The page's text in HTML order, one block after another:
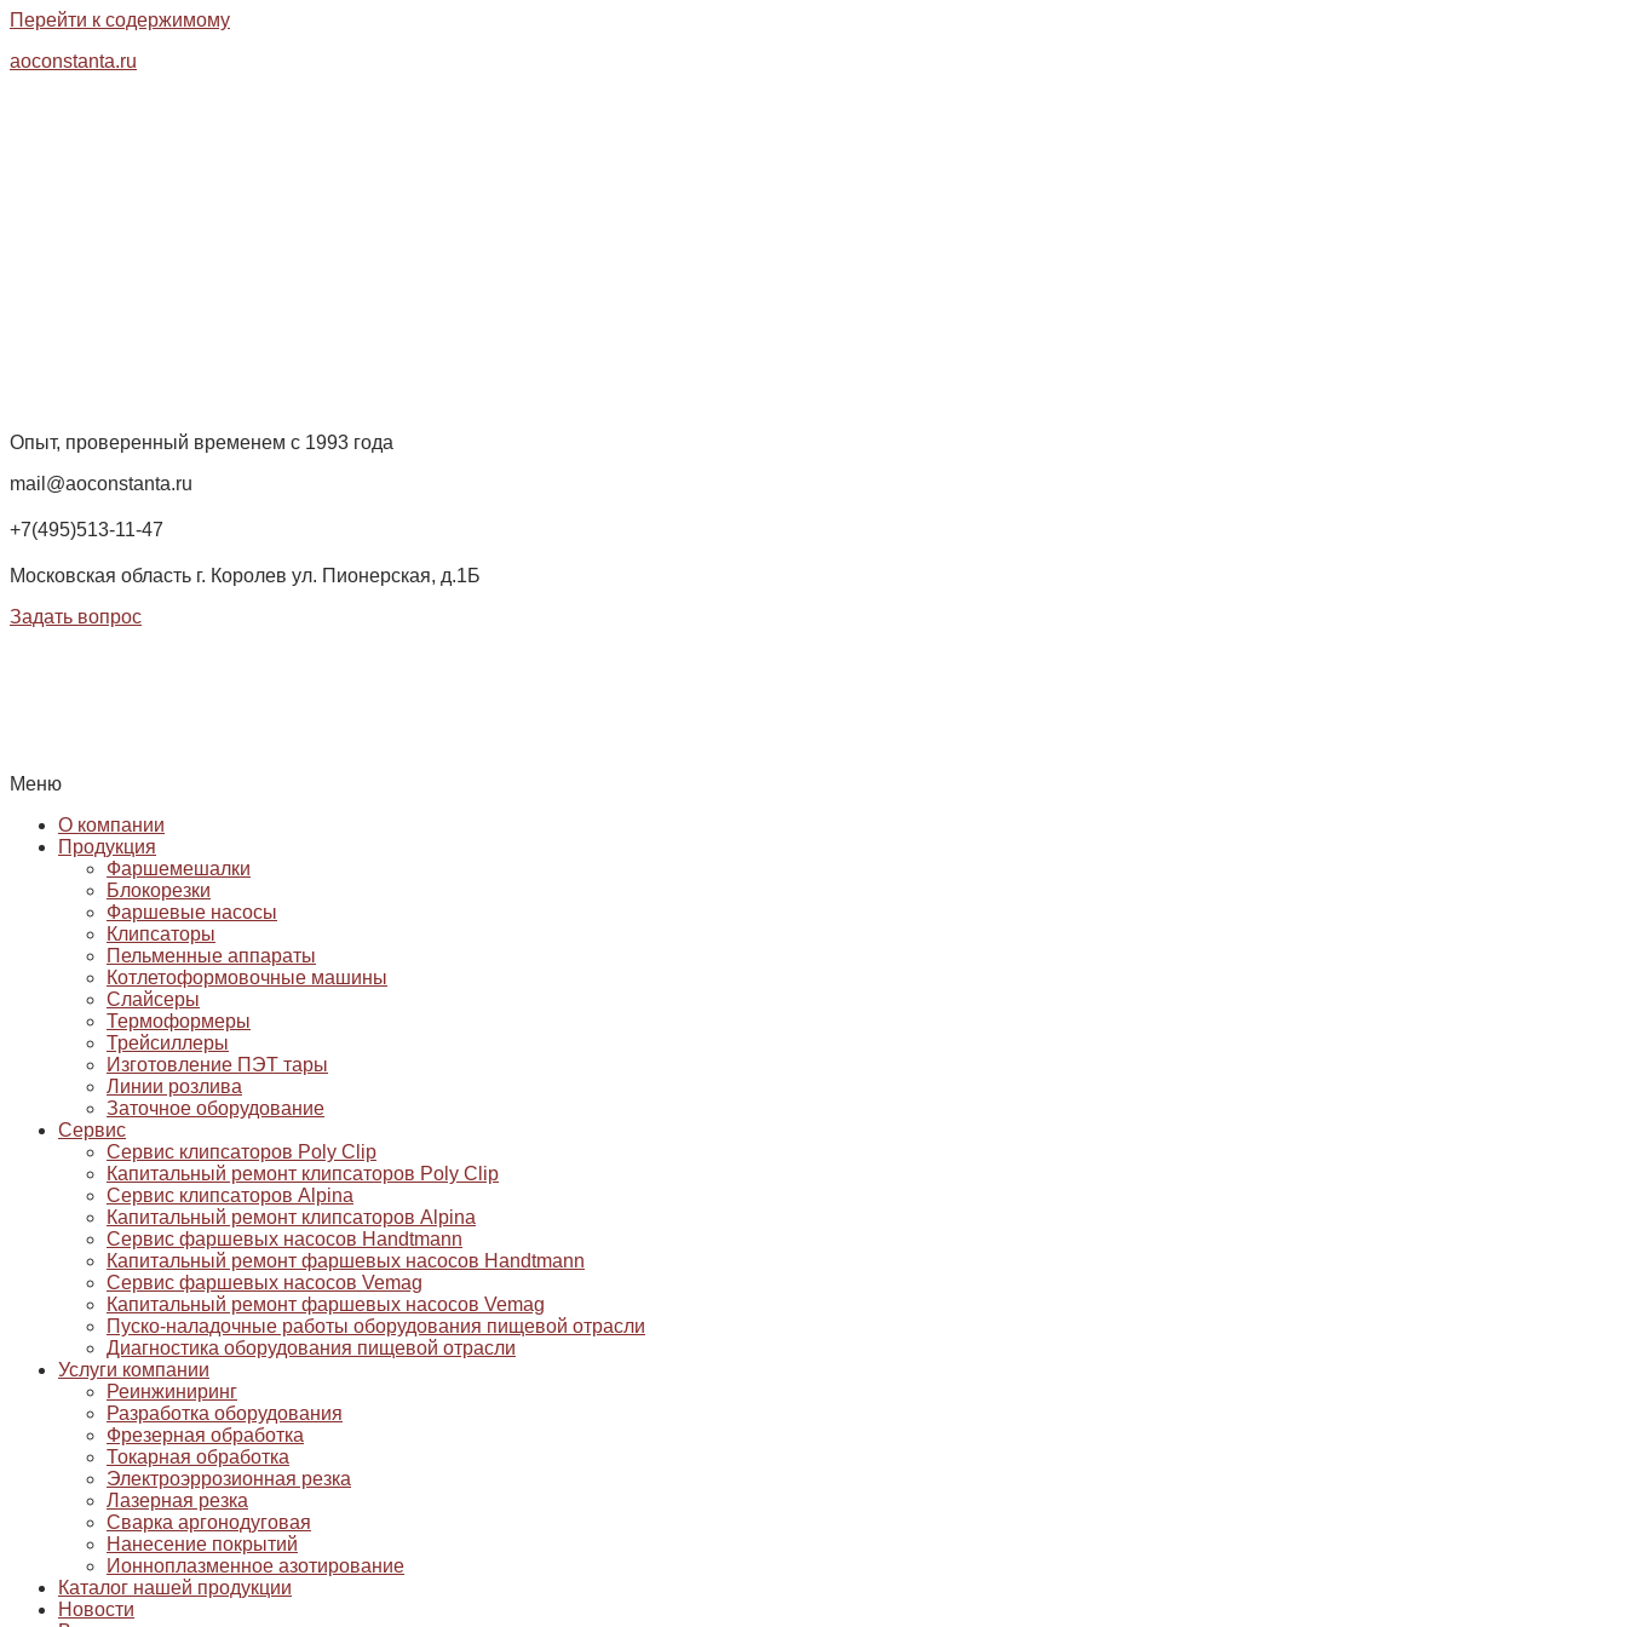
Перейти к содержимому
aoconstanta.ru
Опыт, проверенный временем с 1993 года
mail@aoconstanta.ru
+7(495)513-11-47
Московская область г. Королев ул. Пионерская, д.1Б
Задать вопрос
Меню
О компании
Продукция
Фаршемешалки
Блокорезки
Фаршевые насосы
Клипсаторы
Пельменные аппараты
Котлетоформовочные машины
Слайсеры
Термоформеры
Трейсиллеры
Изготовление ПЭТ тары
Линии розлива
Заточное оборудование
Сервис
Сервис клипсаторов Poly Clip
Капитальный ремонт клипсаторов Poly Clip
Сервис клипсаторов Alpina
Капитальный ремонт клипсаторов Alpina
Сервис фаршевых насосов Handtmann
Капитальный ремонт фаршевых насосов Handtmann
Сервис фаршевых насосов Vemag
Капитальный ремонт фаршевых насосов Vemag
Пуско-наладочные работы оборудования пищевой отрасли
Диагностика оборудования пищевой отрасли
Услуги компании
Реинжиниринг
Разработка оборудования
Фрезерная обработка
Токарная обработка
Электроэррозионная резка
Лазерная резка
Сварка аргонодуговая
Нанесение покрытий
Ионноплазменное азотирование
Каталог нашей продукции
Новости